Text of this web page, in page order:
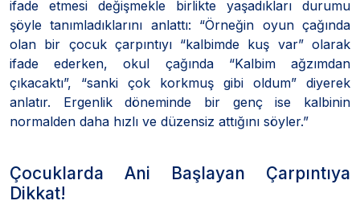
ifade etmesi değişmekle birlikte yaşadıkları durumu
şöyle tanımladıklarını anlattı: “Örneğin oyun çağında
olan bir çocuk çarpıntıyı “kalbimde kuş var” olarak
ifade ederken, okul çağında “Kalbim ağzımdan
çıkacaktı”, “sanki çok korkmuş gibi oldum” diyerek
anlatır. Ergenlik döneminde bir genç ise kalbinin
normalden daha hızlı ve düzensiz attığını söyler.”
Çocuklarda Ani Başlayan Çarpıntıya
Dikkat!